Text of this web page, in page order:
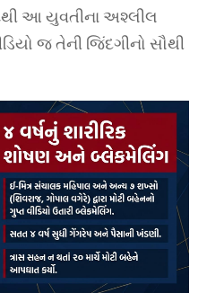
આ યુવતીના અશ્લીલ
જ તેની જિંદગીનો સૌથી